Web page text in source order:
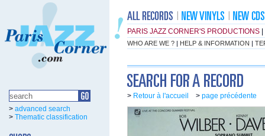
PARIS JAZZ CORNER'S PRODUCTIONS
WHO ARE WE ? | HELP & INFORMATION |
> advanced search
> Thematic classification
> Retour à l'accueil > page précédente